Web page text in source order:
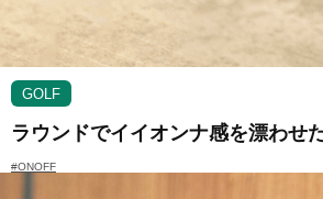
GOLF
ラウンドでイイオンナ感を漂わ
#ONOFF